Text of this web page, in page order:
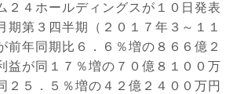
２４ホールディングスが１０日発表
期第３四半期（２０１７年３～１１
前年同期比６．６％増の８６６億２
益が同１７％増の７０億８１００万
２５．５％増の４２億２４００万円